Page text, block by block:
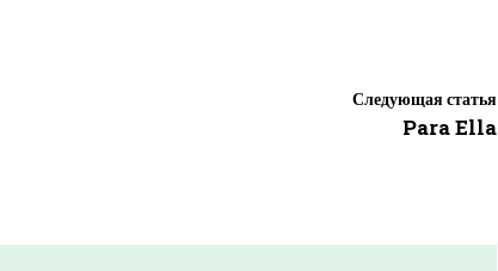
Следующая статья
Para Ella